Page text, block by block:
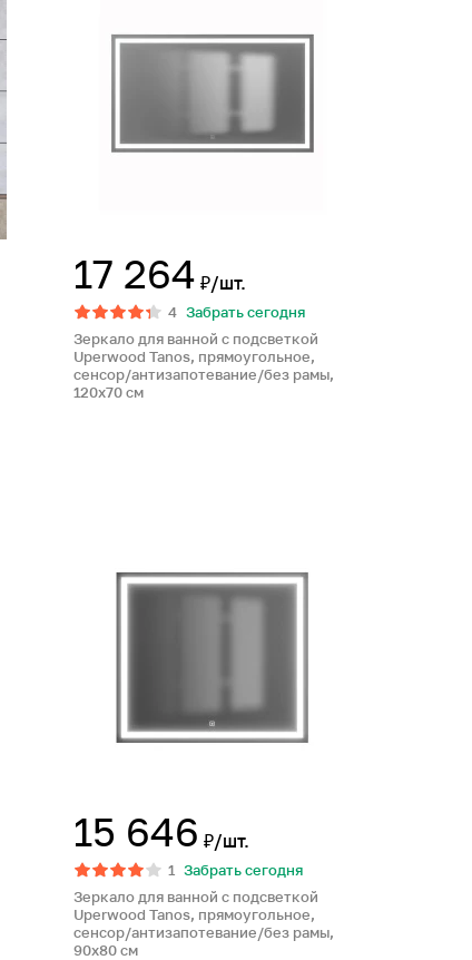
17 264 ₽/шт.
4 Забрать сегодня
Зеркало для ванной с подсветкой
Uperwood Tanos, прямоугольное,
сенсор/антизапотевание/без рамы,
120х70 см
15 646 ₽/шт.
1 Забрать сегодня
Зеркало для ванной с подсветкой
Uperwood Tanos, прямоугольное,
сенсор/антизапотевание/без рамы,
90х80 см